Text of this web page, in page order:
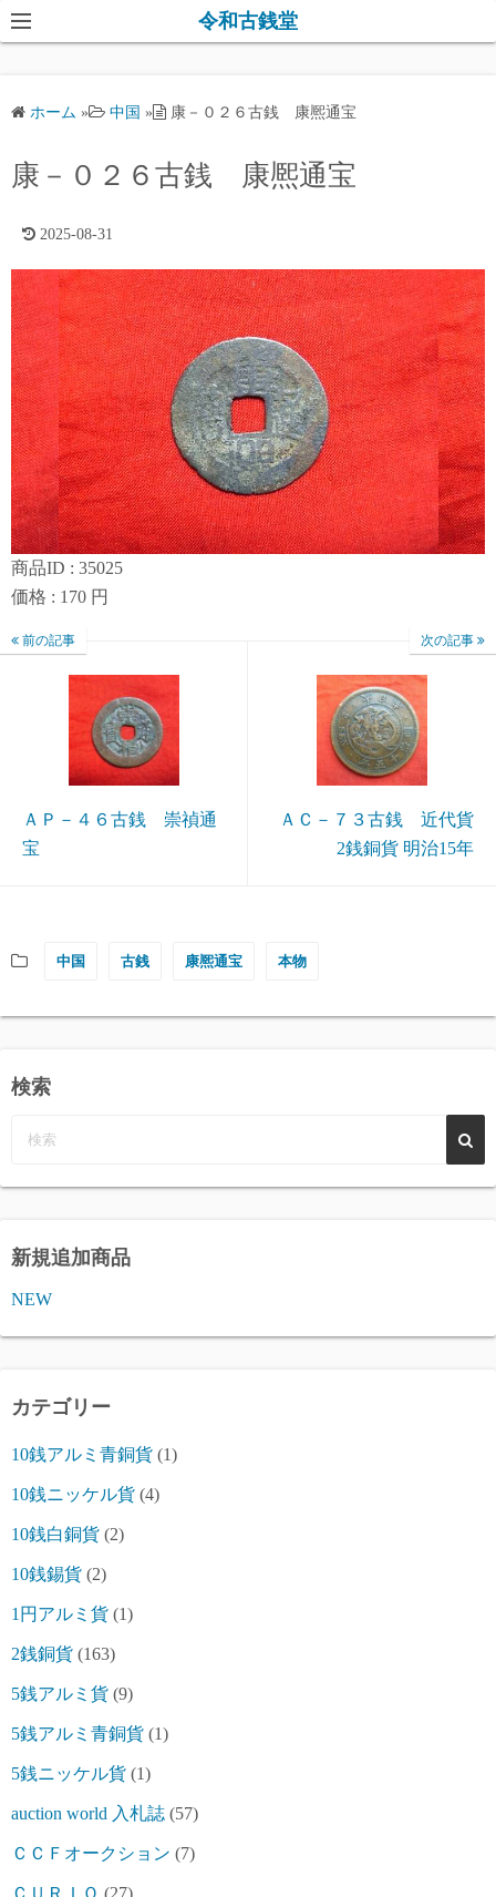
コ
ン
ス
プ
令和古銭堂
ホーム » 中国 » 康－０２６古銭 康熈通宝
康－０２６古銭 康熈通宝
2025-08-31
商品ID : 35025
価格 : 170 円
前の記事
ＡＰ－４６古銭 崇禎通
宝
次の記事
ＡＣ－７３古銭 近代貨
2銭銅貨 明治15年
中国 古銭 康熈通宝 本物
検索
新規追加商品
NEW
カテゴリー
10銭アルミ青銅貨 (1)
10銭ニッケル貨 (4)
10銭白銅貨 (2)
10銭錫貨 (2)
1円アルミ貨 (1)
2銭銅貨 (163)
5銭アルミ貨 (9)
5銭アルミ青銅貨 (1)
5銭ニッケル貨 (1)
auction world 入札誌 (57)
ＣＣＦオークション (7)